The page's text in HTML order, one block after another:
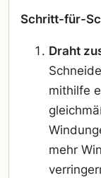
Schritt-für-
Draht
mithilfe
mehr